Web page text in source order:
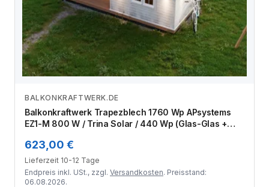
Zum Angebot
BALKONKRAFTWERK.DE
Balkonkraftwerk Trapezblech 1760 Wp APsystems
EZ1-M 800 W / Trina Solar / 440 Wp (Glas-Glas +
hochkant / 4 Module
623,00 €
Lieferzeit 10-12 Tage
Endpreis inkl. USt., zzgl. Versandkosten. Preisstand:
06.08.2026.